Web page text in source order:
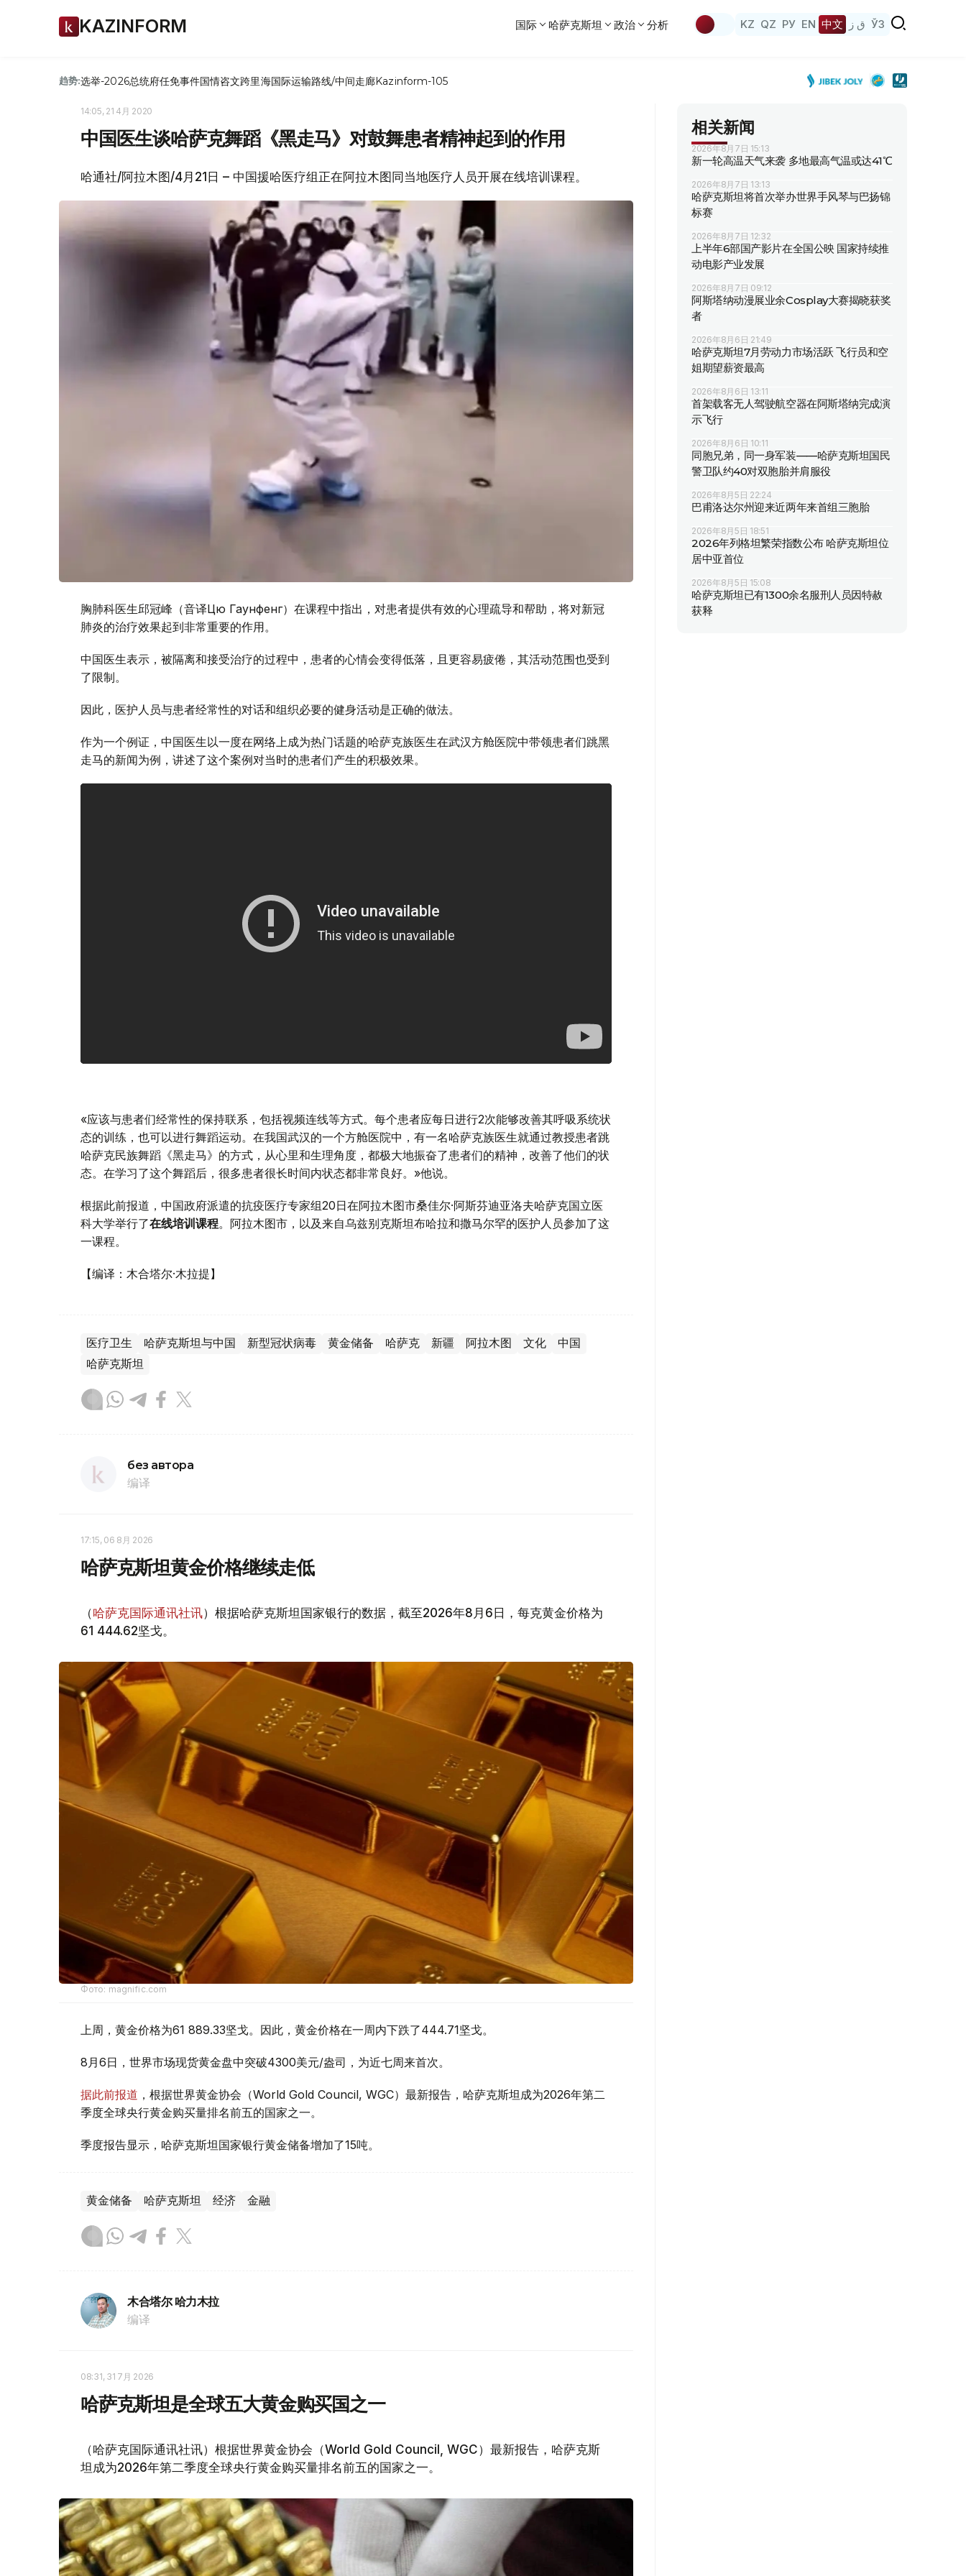
KAZINFORM 国际 哈萨克斯坦 政治 分析 KZ QZ РУ EN 中文 ق ز ЎЗ
趋势:选举-2026总统府任免事件国情咨文跨里海国际运输路线/中间走廊Kazinform-105
14:05, 21 4月 2020
中国医生谈哈萨克舞蹈《黑走马》对鼓舞患者精神起到的作用
哈通社/阿拉木图/4月21日 – 中国援哈医疗组正在阿拉木图同当地医疗人员开展在线培训课程。
胸肺科医生邱冠峰（音译Цю Гаунфенг）在课程中指出，对患者提供有效的心理疏导和帮助，将对新冠
肺炎的治疗效果起到非常重要的作用。
中国医生表示，被隔离和接受治疗的过程中，患者的心情会变得低落，且更容易疲倦，其活动范围也受到
了限制。
因此，医护人员与患者经常性的对话和组织必要的健身活动是正确的做法。
作为一个例证，中国医生以一度在网络上成为热门话题的哈萨克族医生在武汉方舱医院中带领患者们跳黑
走马的新闻为例，讲述了这个案例对当时的患者们产生的积极效果。
«应该与患者们经常性的保持联系，包括视频连线等方式。每个患者应每日进行2次能够改善其呼吸系统状
态的训练，也可以进行舞蹈运动。在我国武汉的一个方舱医院中，有一名哈萨克族医生就通过教授患者跳
哈萨克民族舞蹈《黑走马》的方式，从心里和生理角度，都极大地振奋了患者们的精神，改善了他们的状
态。在学习了这个舞蹈后，很多患者很长时间内状态都非常良好。»他说。
根据此前报道，中国政府派遣的抗疫医疗专家组20日在阿拉木图市桑佳尔·阿斯芬迪亚洛夫哈萨克国立医
科大学举行了在线培训课程。阿拉木图市，以及来自乌兹别克斯坦布哈拉和撒马尔罕的医护人员参加了这
一课程。
【编译：木合塔尔·木拉提】
医疗卫生 哈萨克斯坦与中国 新型冠状病毒 黄金储备 哈萨克 新疆 阿拉木图 文化
中国
哈萨克斯坦
без автора
编译
17:15, 06 8月 2026
哈萨克斯坦黄金价格继续走低
（哈萨克国际通讯社讯）根据哈萨克斯坦国家银行的数据，截至2026年8月6日，每克黄金价格为
61 444.62坚戈。
Фото: magnific.com
上周，黄金价格为61 889.33坚戈。因此，黄金价格在一周内下跌了444.71坚戈。
8月6日，世界市场现货黄金盘中突破4300美元/盎司，为近七周来首次。
据此前报道 ，根据世界黄金协会（World Gold Council, WGC）最新报告，哈萨克斯坦成为2026年第二
季度全球央行黄金购买量排名前五的国家之一。
季度报告显示，哈萨克斯坦国家银行黄金储备增加了15吨。
黄金储备 哈萨克斯坦 经济 金融
木合塔尔 哈力木拉
编译
08:31, 31 7月 2026
哈萨克斯坦是全球五大黄金购买国之一
（哈萨克国际通讯社讯）根据世界黄金协会（World Gold Council, WGC）最新报告，哈萨克斯
坦成为2026年第二季度全球央行黄金购买量排名前五的国家之一。
相关新闻
2026年8月7日 15:13
新一轮高温天气来袭 多地最高气温或达41℃
2026年8月7日 13:13
哈萨克斯坦将首次举办世界手风琴与巴扬锦
标赛
2026年8月7日 12:32
上半年6部国产影片在全国公映 国家持续推
动电影产业发展
2026年8月7日 09:12
阿斯塔纳动漫展业余Cosplay大赛揭晓获奖
者
2026年8月6日 21:49
哈萨克斯坦7月劳动力市场活跃 飞行员和空
姐期望薪资最高
2026年8月6日 13:11
首架载客无人驾驶航空器在阿斯塔纳完成演
示飞行
2026年8月6日 10:11
同胞兄弟，同一身军装——哈萨克斯坦国民
警卫队约40对双胞胎并肩服役
2026年8月5日 22:24
巴甫洛达尔州迎来近两年来首组三胞胎
2026年8月5日 18:51
2026年列格坦繁荣指数公布 哈萨克斯坦位
居中亚首位
2026年8月5日 15:08
哈萨克斯坦已有1300余名服刑人员因特赦
获释